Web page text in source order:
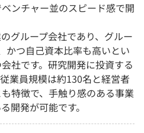
ンチャー並のスピード感で開
グループ会社であり、グルー
かつ自己資本比率も高いとい
社です。研究開発に投資する
業員規模は約130名と経営者
特徴で、手触り感のある事業
開発が可能です。